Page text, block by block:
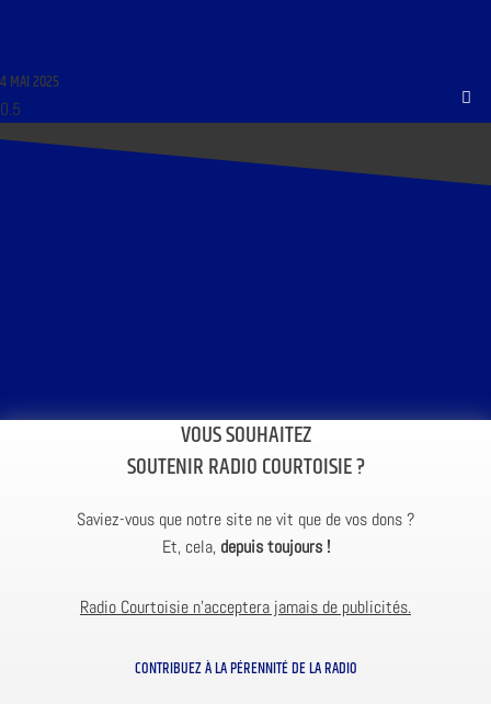
4 MAI 2025
VOUS SOUHAITEZ
SOUTENIR RADIO COURTOISIE ?
Saviez-vous que notre site ne vit que de vos dons ?
Et, cela, depuis toujours !
Radio Courtoisie n’acceptera jamais de publicités.
CONTRIBUEZ À LA PÉRENNITÉ DE LA RADIO